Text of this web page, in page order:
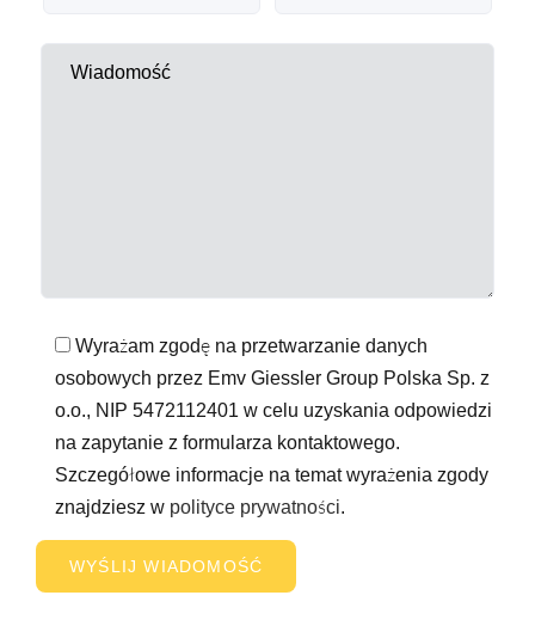
Wyrażam zgodę na przetwarzanie danych
osobowych przez Emv Giessler Group Polska Sp. z
o.o., NIP 5472112401 w celu uzyskania odpowiedzi
na zapytanie z formularza kontaktowego.
Szczegółowe informacje na temat wyrażenia zgody
znajdziesz w polityce prywatności.